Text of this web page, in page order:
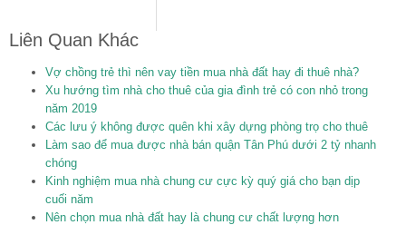
Liên Quan Khác
Vợ chồng trẻ thì nên vay tiền mua nhà đất hay đi thuê nhà?
Xu hướng tìm nhà cho thuê của gia đình trẻ có con nhỏ trong
năm 2019
Các lưu ý không được quên khi xây dựng phòng trọ cho thuê
Làm sao để mua được nhà bán quận Tân Phú dưới 2 tỷ nhanh
chóng
Kinh nghiệm mua nhà chung cư cực kỳ quý giá cho bạn dịp
cuối năm
Nên chọn mua nhà đất hay là chung cư chất lượng hơn